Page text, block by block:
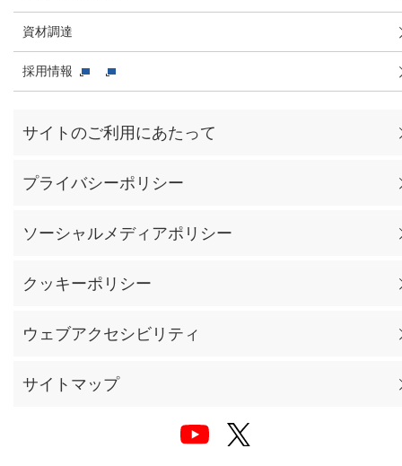
資材調達
採用情報
サイトのご利用にあたって
プライバシーポリシー
ソーシャルメディアポリシー
クッキーポリシー
ウェブアクセシビリティ
サイトマップ